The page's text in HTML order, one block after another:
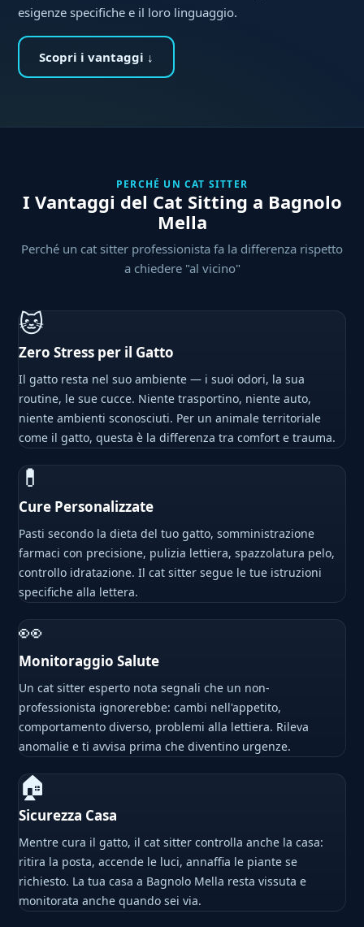
esigenze specifiche e il loro linguaggio.
Scopri i vantaggi ↓
PERCHÉ UN CAT SITTER
I Vantaggi del Cat Sitting a Bagnolo
Mella
Perché un cat sitter professionista fa la differenza rispetto
a chiedere "al vicino"
🐱
Zero Stress per il Gatto
Il gatto resta nel suo ambiente — i suoi odori, la sua
routine, le sue cucce. Niente trasportino, niente auto,
niente ambienti sconosciuti. Per un animale territoriale
come il gatto, questa è la differenza tra comfort e trauma.
💊
Cure Personalizzate
Pasti secondo la dieta del tuo gatto, somministrazione
farmaci con precisione, pulizia lettiera, spazzolatura pelo,
controllo idratazione. Il cat sitter segue le tue istruzioni
specifiche alla lettera.
👀
Monitoraggio Salute
Un cat sitter esperto nota segnali che un non-
professionista ignorerebbe: cambi nell'appetito,
comportamento diverso, problemi alla lettiera. Rileva
anomalie e ti avvisa prima che diventino urgenze.
🏠
Sicurezza Casa
Mentre cura il gatto, il cat sitter controlla anche la casa:
ritira la posta, accende le luci, annaffia le piante se
richiesto. La tua casa a Bagnolo Mella resta vissuta e
monitorata anche quando sei via.